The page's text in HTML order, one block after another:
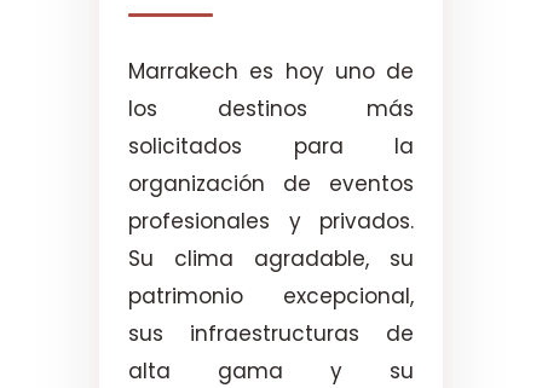
Marrakech es hoy uno de
los destinos más
solicitados para la
organización de eventos
profesionales y privados.
Su clima agradable, su
patrimonio excepcional,
sus infraestructuras de
alta gama y su